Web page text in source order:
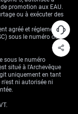
promotion aux EAU.
ou à exécuter des
agréé et réglementé
sous le numéro de
sous le numéro
situé à l'Archevêque
uniquement en tant
ni autorisée ni